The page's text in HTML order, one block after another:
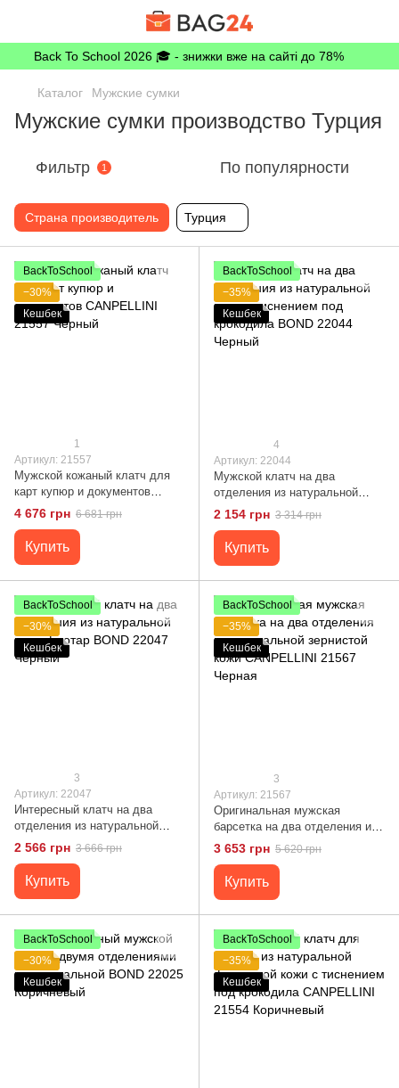
Back To School 2026 🎓 - знижки вже на сайті до 78%
Каталог Мужские сумки
Мужские сумки производство Турция
Фильтр 1 По популярности
Страна производитель Турция
BackToSchool
−30%
Кешбек
1
Артикул: 21557
Мужской кожаный клатч для
карт купюр и документов
CANPELLINI 21557 Черный
4 676 грн 6 681 грн
Купить
BackToSchool
−35%
Кешбек
4
Артикул: 22044
Мужской клатч на два
отделения из натуральной
кожи с тиснением под
крокодила BOND 22044
Черный
2 154 грн 3 314 грн
Купить
BackToSchool
−30%
Кешбек
3
Артикул: 22047
Интересный клатч на два
отделения из натуральной
кожи флотар BOND 22047
2 566 грн 3 666 грн
Купить
BackToSchool
−35%
Кешбек
3
Артикул: 21567
Оригинальная мужская
барсетка на два отделения из
натуральной зернистой кожи
CANPELLINI 21567 Черная
3 653 грн 5 620 грн
Купить
BackToSchool
−30%
Кешбек
BackToSchool
−35%
Кешбек